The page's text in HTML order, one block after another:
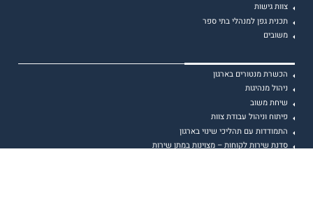
צוות גישות
תכנית גפן למנהלי בתי ספר
משובים
הכשרת מנטורים בארגון
ניהול מנהיגות
שיחת משוב
פיתוח וניהול עבודת צוות
התמודדות עם תהליכי שינוי בארגון
סדנת שירות לקוחות – מצוינות במתן שירות